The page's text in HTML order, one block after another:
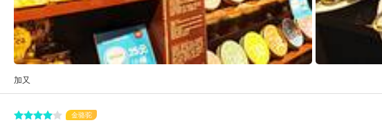
加又
金骆驼